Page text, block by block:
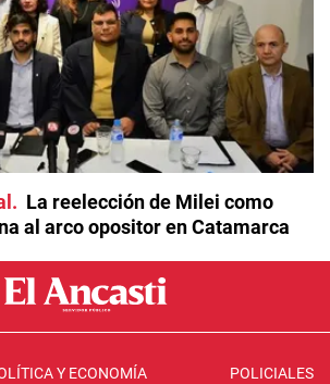
La reelección de Milei como
al arco opositor en Catamarca
Y ECONOMÍA POLICIALES